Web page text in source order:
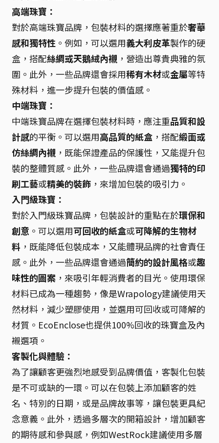
高端珠寶：
對於高端珠寶品牌，包裝材料的選擇應著重於奢華
感和獨特性 。例如，可以選用義大利皮革製作的硬
盒，搭配絲綢或天鵝絨內襯 ，營造出尊貴典雅的氛
圍。此外，一些品牌還會採用稀有木材或金屬等特
殊材料，進一步提升包裝的價值感。
中端珠寶：
中端珠寶品牌在選擇包裝材料時，應注重品質和設
計感的平衡。可以選用高品質的紙盒 ，搭配緞面或
仿絲綢內襯 ，既能保證產品的保護性，又能提升包
裝的整體質感。此外，一些品牌還會通過獨特的印
刷工藝或精美的裝飾 ，來增加包裝的吸引力。
入門級珠寶：
對於入門級珠寶品牌，包裝設計的重點在於環保和
創意 。可以選用可回收的紙盒或可降解的生物材
料 ，既能降低包裝成本，又能體現品牌的社會責任
感。此外，一些品牌還會通過簡約的設計風格或趣
味性的圖案 ，來吸引年輕消費者的目光。使用環保
材料已成為一種趨勢，像是Wrapology建議使用天
然材料，減少塑膠使用，並選用可回收或可降解的
材質。EcoEnclose也提供100%回收的珠寶盒及內
襯選項。
客製化與體驗：
為了讓顧客更強烈地感受到品牌價值，客製化包裝
是不可或缺的一環。可以在包裝上添加顧客的姓
名、特別的日期，或是品牌故事等，讓包裝更具紀
念意義。此外，透過多層次的開箱設計，增加顧客
的期待感和參與感，例如WestRock建議使用多層